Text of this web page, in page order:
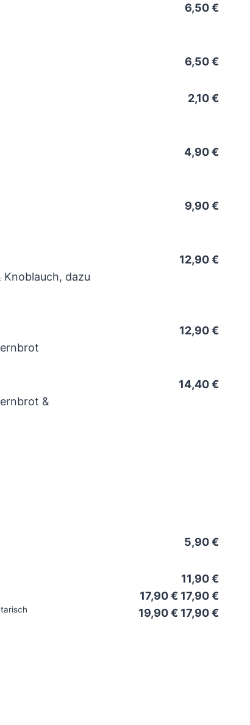
6,50 €
6,50 €
2,10 €
4,90 €
9,90 €
dazu
12,90 €
12,90 €
&
14,40 €
5,90 €
11,90 €
17,90 € 17,90 €
19,90 € 17,90 €